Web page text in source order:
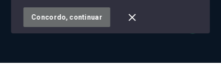
SITE PARA IMOBILIARIA
Concordo, continuar